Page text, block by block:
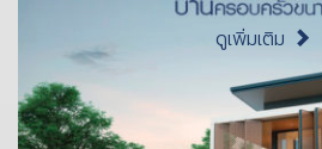
ดูเพิ่มเติม